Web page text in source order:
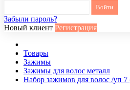
Забыли пароль?
Новый клиент Регистрация
Товары
Зажимы
Зажимы для волос металл
Набор зажимов для волос /уп 7